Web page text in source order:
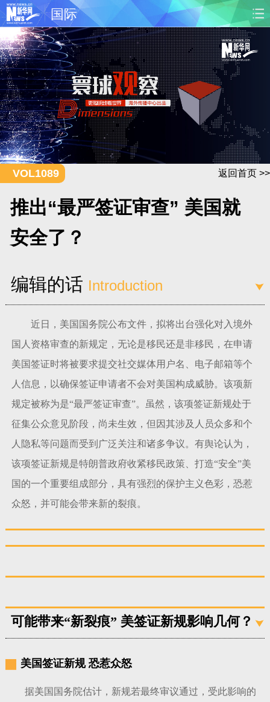
国际
首页 时政 国际 财经
娱乐 体育 人事 教育
时尚 思客 地方 法治
港澳 台湾 汽车
科技 能源 房产 公司
图片 视频 彩票 食品
旅游
富媒体 摄影
新华电视中文 新华电视英文 返回PC
返回首页 >>
VOL1089
推出“最严签证审查” 美国就
安全了？
编辑的话 Introduction
近日，美国国务院公布文件，拟将出台强化对入境外
国人资格审查的新规定，无论是移民还是非移民，在申请
美国签证时将被要求提交社交媒体用户名、电子邮箱等个
人信息，以确保签证申请者不会对美国构成威胁。该项新
规定被称为是“最严签证审查”。虽然，该项签证新规处于
征集公众意见阶段，尚未生效，但因其涉及人员众多和个
人隐私等问题而受到广泛关注和诸多争议。有舆论认为，
该项签证新规是特朗普政府收紧移民政策、打造“安全”美
国的一个重要组成部分，具有强烈的保护主义色彩，恐惹
众怒，并可能会带来新的裂痕。
可能带来“新裂痕” 美签证新规影响几何？
美国签证新规 恐惹众怒
据美国国务院估计，新规若最终审议通过，受此影响的